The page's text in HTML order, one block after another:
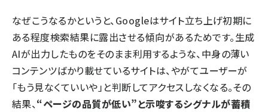
なぜこうなるかというと、Googleはサイト立ち上げ初期に
ある程度検索結果に露出させる傾向があるためです。生成
AIが出力したものをそのまま利用するような、中身の薄い
コンテンツばかり載せているサイトは、やがてユーザーが
「もう見なくていいや」と判断してアクセスしなくなる。その
結果、“ページの品質が低い”と示唆するシグナルが蓄積